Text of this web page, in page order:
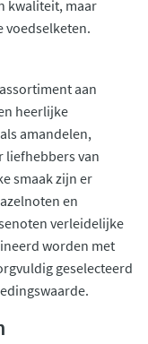
kwaliteit, maar
voedselketen.
aan
heerlijke
amandelen,
liefhebbers van
smaak zijn er
en
verleidelijke
worden met
geselecteerd